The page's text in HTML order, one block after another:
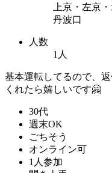
上京・左
丹波口
人数
1人
基本運転してるので、
くれたら嬉しいです🤗
30代
週末OK
ごちそう
オンライン可
1人参加